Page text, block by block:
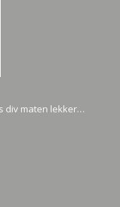
div maten lekker…